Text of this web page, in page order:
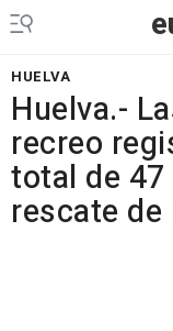
HUELVA
Huelva.-
recreo
total de
rescate